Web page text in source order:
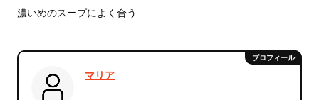
濃いめのスープによく合う
マリア